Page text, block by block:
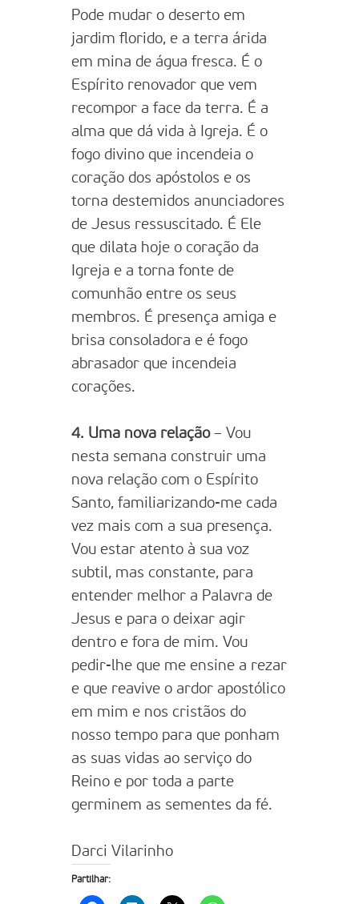
Pode mudar o deserto em
jardim florido, e a terra árida
em mina de água fresca. É o
Espírito renovador que vem
recompor a face da terra. É a
alma que dá vida à Igreja. É o
fogo divino que incendeia o
coração dos apóstolos e os
torna destemidos anunciadores
de Jesus ressuscitado. É Ele
que dilata hoje o coração da
Igreja e a torna fonte de
comunhão entre os seus
membros. É presença amiga e
brisa consoladora e é fogo
abrasador que incendeia
corações.
4. Uma nova relação– Vou
nesta semana construir uma
nova relação com o Espírito
Santo, familiarizando-me cada
vez mais com a sua presença.
Vou estar atento à sua voz
subtil, mas constante, para
entender melhor a Palavra de
Jesus e para o deixar agir
dentro e fora de mim. Vou
pedir-lhe que me ensine a rezar
e que reavive o ardor apostólico
em mim e nos cristãos do
nosso tempo para que ponham
as suas vidas ao serviço do
Reino e por toda a parte
germinem as sementes da fé.
Darci Vilarinho
Partilhar: